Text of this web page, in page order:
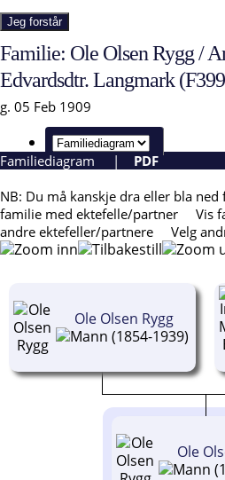
Jeg forstår
Familie: Ole Olsen Rygg /
Edvardsdtr. Langmark
g. 05 Feb 1909
Familiediagram | PDF
NB: Du må kanskje dra eller bla ned
familie med ektefelle/partner
Vis
andre ektefeller/partnere
Velg
Ole Olsen Rygg
(1854-1939)
Ole